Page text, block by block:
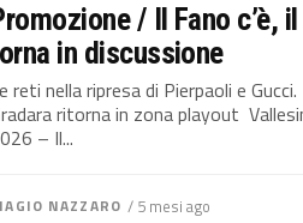
/ Il Fano c’è,
in discussione
reti nella ripresa di Pierpaoli e Gucci.
ritorna in zona playout
– Il...
NAZZARO / 5 mesi ago